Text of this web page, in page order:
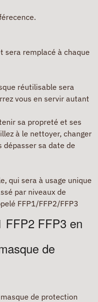
sera remplacé à chaque
réutilisable sera
vous en servir autant
sa propreté et ses
à le nettoyer, changer
sa date de
qui sera à usage unique
par niveaux de
FFP1/FFP2/FFP3
FFP2 FFP3 en
de
de protection